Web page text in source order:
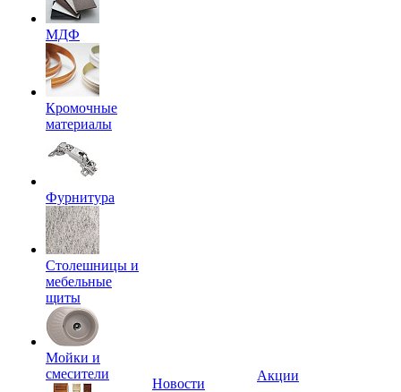
МДФ
Кромочные
материалы
Фурнитура
Столешницы и
мебельные
щиты
Мойки и
смесители
Новости
Акции